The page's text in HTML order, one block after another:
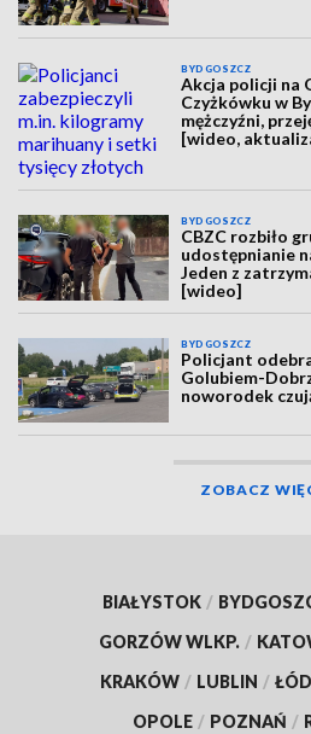
BYDGOSZCZ
Akcja policji na
Czyżkówku w
mężczyźni,
[wideo,
BYDGOSZCZ
CBZC rozbiło
udostępnianie
Jeden z
[wideo]
BYDGOSZCZ
Policjant
Golubiem-
noworodek
ZOBACZ
BIAŁYSTOK /
GORZÓW WLKP. /
KRAKÓW / LUBLIN /
OPOLE / POZNAŃ /